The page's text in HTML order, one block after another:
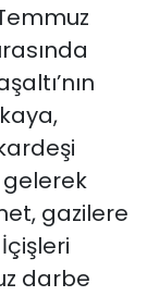
gelerek
gazilere
İçişleri
darbe